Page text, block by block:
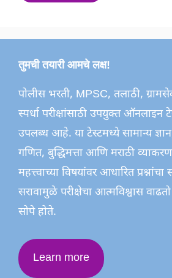
तुमची तयारी आमचे लक्ष!
पोलीस भरती, MPSC, तलाठी,
स्पर्धा परीक्षांसाठी उपयुक्त ऑनलाइन
उपलब्ध आहे. या टेस्टमध्ये सामान्य
गणित, बुद्धिमत्ता आणि मराठी
महत्त्वाच्या विषयांवर आधारित
सरावामुळे परीक्षेचा आत्मविश्वास
सोपे होते.
Learn more